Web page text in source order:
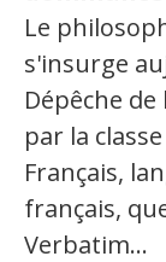
Le
s'insurge
Dépêche
par la
Français,
français,
Verbatim...